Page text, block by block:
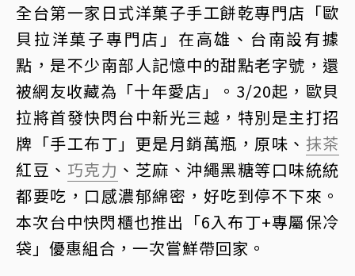
全台第一家日式洋菓子手工餅乾專門店「歐
貝拉洋菓子專門店」在高雄、台南設有據
點，是不少南部人記憶中的甜點老字號，還
被網友收藏為「十年愛店」。3/20起，歐貝
拉將首發快閃台中新光三越，特別是主打招
牌「手工布丁」更是月銷萬瓶，原味、 抹茶
紅豆、 巧克力 、芝麻、沖繩黑糖等口味統統
都要吃，口感濃郁綿密，好吃到停不下來。
本次台中快閃櫃也推出「6入布丁+專屬保冷
袋」優惠組合，一次嘗鮮帶回家。